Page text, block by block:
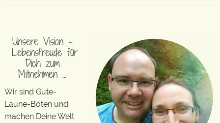
Unsere Vision –
Lebensfreude für
Dich zum
Mitnehmen …
Wir sind Gute-
Laune-Boten und
machen Deine Welt